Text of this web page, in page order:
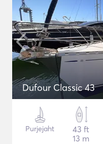
Dufour Classic 43
Purjejaht
43 ft
13 m